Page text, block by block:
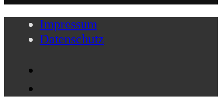
Impressum
Datenschutz